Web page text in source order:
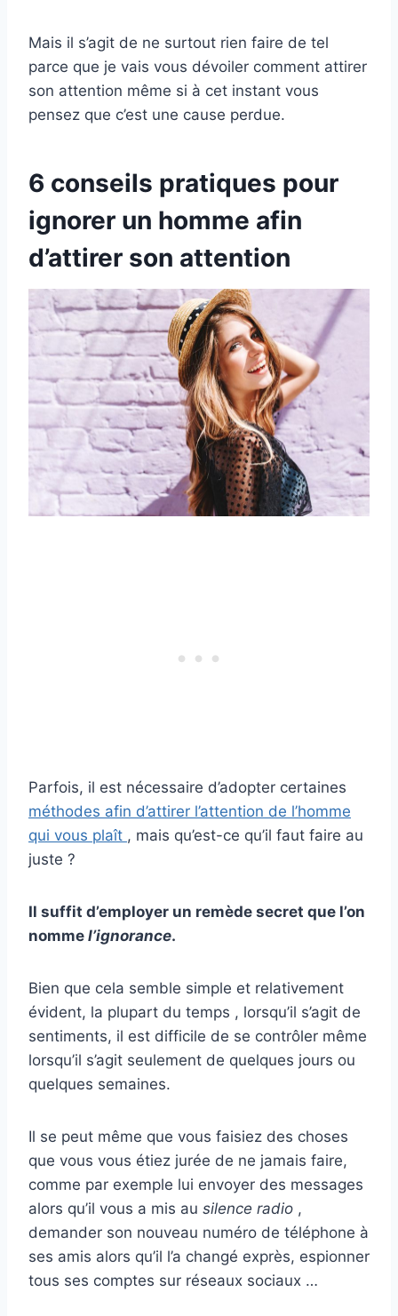
Mais il s’agit de ne surtout rien faire de tel
parce que je vais vous dévoiler comment attirer
son attention même si à cet instant vous
pensez que c’est une cause perdue.
6 conseils pratiques pour
ignorer un homme afin
d’attirer son attention
Parfois, il est nécessaire d’adopter certaines
méthodes afin d’attirer l’attention de l’homme
qui vous plaît , mais qu’est-ce qu’il faut faire au
juste ?
Il suffit d’employer un remède secret que l’on
nomme l’ignorance.
Bien que cela semble simple et relativement
évident, la plupart du temps , lorsqu’il s’agit de
sentiments, il est difficile de se contrôler même
lorsqu’il s’agit seulement de quelques jours ou
quelques semaines.
Il se peut même que vous faisiez des choses
que vous vous étiez jurée de ne jamais faire,
comme par exemple lui envoyer des messages
alors qu’il vous a mis au silence radio ,
demander son nouveau numéro de téléphone à
ses amis alors qu’il l’a changé exprès, espionner
tous ses comptes sur réseaux sociaux …